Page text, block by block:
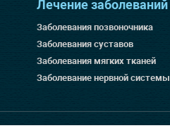
Лечение заболеваний
Заболевания позвоночника
Заболевания суставов
Заболевания мягких тканей
Заболевание нервной системы